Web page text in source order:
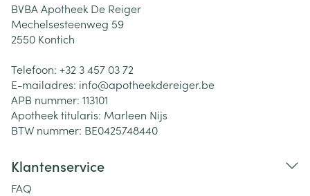
BVBA Apotheek De Reiger
Mechelsesteenweg 59
2550 Kontich
Telefoon: +32 3 457 03 72
E-mailadres: info@apotheekdereiger.be
APB nummer: 113101
Apotheek titularis: Marleen Nijs
BTW nummer: BE0425748440
Klantenservice
FAQ